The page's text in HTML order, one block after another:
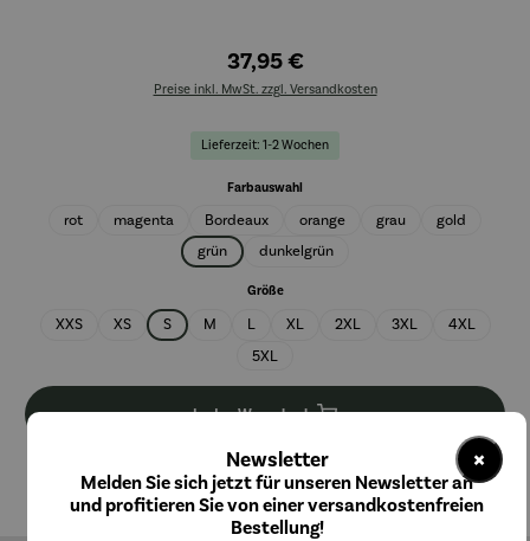
37,95 €
Preise inkl. MwSt. zzgl. Versandkosten
Lieferzeit: 1-2 Wochen
Farbauswahl
rot magenta Bordeaux orange grau
gold
grün
dunkelgrün
Größeauswählen
XXS XS S M L XL 2XL 3XL
4XL
5XL
In den Warenkorb
×
Newsletter
Melden Sie sich jetzt für unseren Newsletter an
und profitieren Sie von einer versandkostenfreien
Bestellung!